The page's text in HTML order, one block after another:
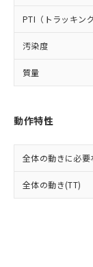
PTI（トラッキン
汚染度
質量
動作特性
全体の動きに必要
全体の動き(TT)
登
※3 非
下記
EU
もので
また、
荷製品